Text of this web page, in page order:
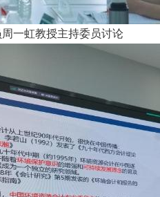
一虹教授主持委员讨论